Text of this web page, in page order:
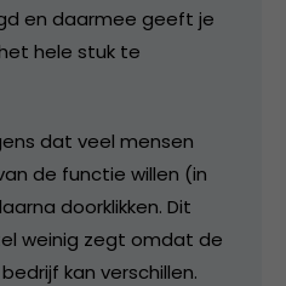
en daarmee geeft je
hele stuk te
dat veel mensen
de functie willen (in
doorklikken. Dit
weinig zegt omdat de
kan verschillen.